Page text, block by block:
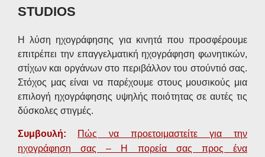
STUDIOS
Η λύση ηχογράφησης για κινητά που προσφέρουμε
επιτρέπει την επαγγελματική ηχογράφηση φωνητικών,
στίχων και οργάνων στο περιβάλλον του στούντιό σας.
Στόχος μας είναι να παρέχουμε στους μουσικούς μια
επιλογή ηχογράφησης υψηλής ποιότητας σε αυτές τις
δύσκολες στιγμές.
Συμβουλή:
Πώς να προετοιμαστείτε για την
ηχογράφηση σας – Η πορεία σας προς ένα